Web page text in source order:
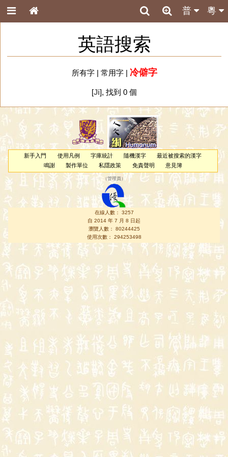
粵
普
英語搜索
所有字| 常用字| 冷僻字
[Ji], 找到 0 個
新手入門 使用凡例 字庫統計 隨機漢字
最近被搜索的漢字
鳴謝
製作單位 私隱政策 免責聲明 意見簿
（管理員 ）
在線人數： 3257
自 2014 年 7 月 8 日起
瀏覽人數： 80244425
使用次數： 294253498